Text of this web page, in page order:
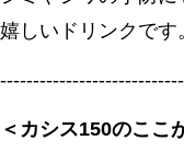
嬉しいドリンクです
＜カシス150のここ